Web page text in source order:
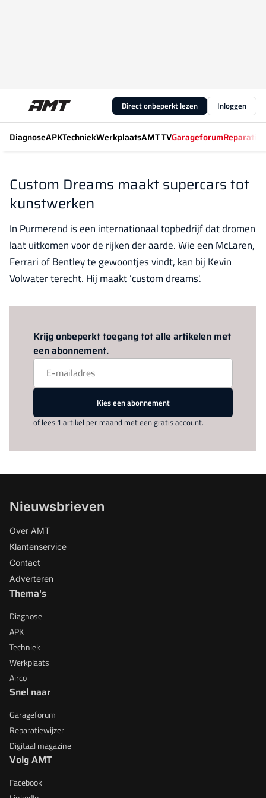
Direct onbeperkt lezen Inloggen
DiagnoseAPKTechniekWerkplaatsAMT TVGarageforum
Custom Dreams maakt supercars tot
kunstwerken
In Purmerend is een internationaal topbedrijf dat dromen
laat uitkomen voor de rijken der aarde. Wie een McLaren,
Ferrari of Bentley te gewoontjes vindt, kan bij Kevin
Volwater terecht. Hij maakt 'custom dreams'.
Krijg onbeperkt toegang tot alle artikelen met
een abonnement.
Kies een abonnement
of lees 1 artikel per maand met een gratis account.
Nieuwsbrieven
Over AMT
Klantenservice
Contact
Adverteren
Thema's
Diagnose
APK
Techniek
Werkplaats
Airco
Snel naar
Garageforum
Reparatiewijzer
Digitaal magazine
Volg AMT
Facebook